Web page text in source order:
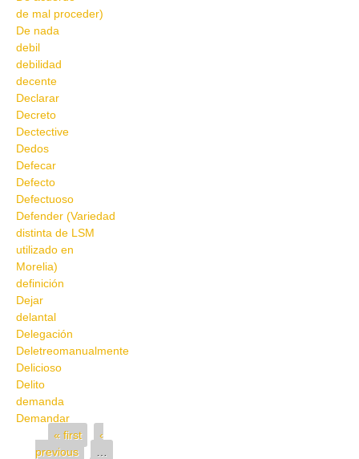
de mal proceder)
De nada
debil
debilidad
decente
Declarar
Decreto
Dectective
Dedos
Defecar
Defecto
Defectuoso
Defender (Variedad
distinta de LSM
utilizado en
Morelia)
definición
Dejar
delantal
Delegación
Deletreomanualmente
Delicioso
Delito
demanda
Demandar
Pages
« first
‹
previous